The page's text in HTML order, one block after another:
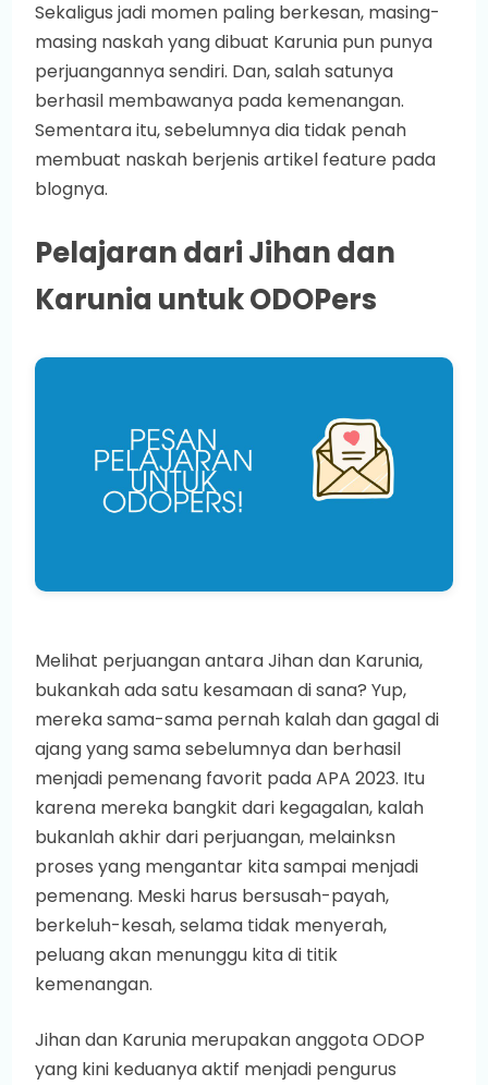
Sekaligus jadi momen paling berkesan, masing-
masing naskah yang dibuat Karunia pun punya
perjuangannya sendiri. Dan, salah satunya
berhasil membawanya pada kemenangan.
Sementara itu, sebelumnya dia tidak penah
membuat naskah berjenis artikel feature pada
blognya.
Pelajaran dari Jihan dan
Karunia untuk ODOPers
Melihat perjuangan antara Jihan dan Karunia,
bukankah ada satu kesamaan di sana? Yup,
mereka sama-sama pernah kalah dan gagal di
ajang yang sama sebelumnya dan berhasil
menjadi pemenang favorit pada APA 2023. Itu
karena mereka bangkit dari kegagalan, kalah
bukanlah akhir dari perjuangan, melainksn
proses yang mengantar kita sampai menjadi
pemenang. Meski harus bersusah-payah,
berkeluh-kesah, selama tidak menyerah,
peluang akan menunggu kita di titik
kemenangan.
Jihan dan Karunia merupakan anggota ODOP
yang kini keduanya aktif menjadi pengurus